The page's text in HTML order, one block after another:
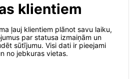
klientiem
ļauj klientiem plānot savu laiku,
par statusa izmaiņām un
sūtījumu. Visi dati ir pieejami
no jebkuras vietas.